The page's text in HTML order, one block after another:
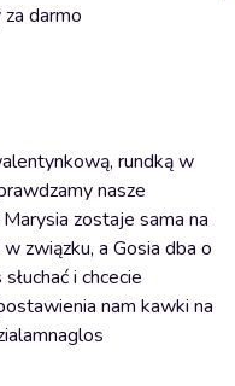
darmo
rundką w
nasze
zostaje sama na
związku, a Gosia dba o
i chcecie
nam kawki na